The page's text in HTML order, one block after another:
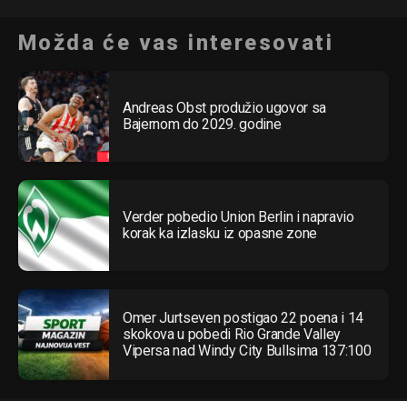
Možda će vas interesovati
Andreas Obst produžio ugovor sa
Bajernom do 2029. godine
Verder pobedio Union Berlin i napravio
korak ka izlasku iz opasne zone
Omer Jurtseven postigao 22 poena i 14
skokova u pobedi Rio Grande Valley
Vipersa nad Windy City Bullsima 137:100